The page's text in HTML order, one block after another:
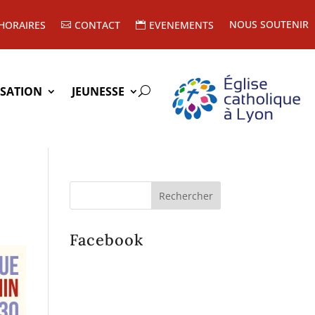
CONTACT EVENEMENTS NOUS SOUTENIR
JEUNESSE
Facebook